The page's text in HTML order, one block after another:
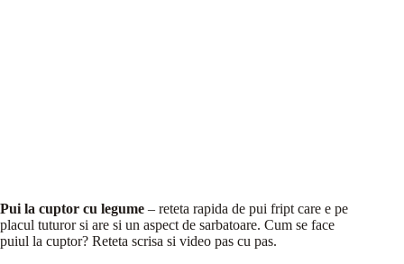
Pui la cuptor cu legume – reteta rapida de pui fript care e pe
placul tuturor si are si un aspect de sarbatoare. Cum se face
puiul la cuptor? Reteta scrisa si video pas cu pas.